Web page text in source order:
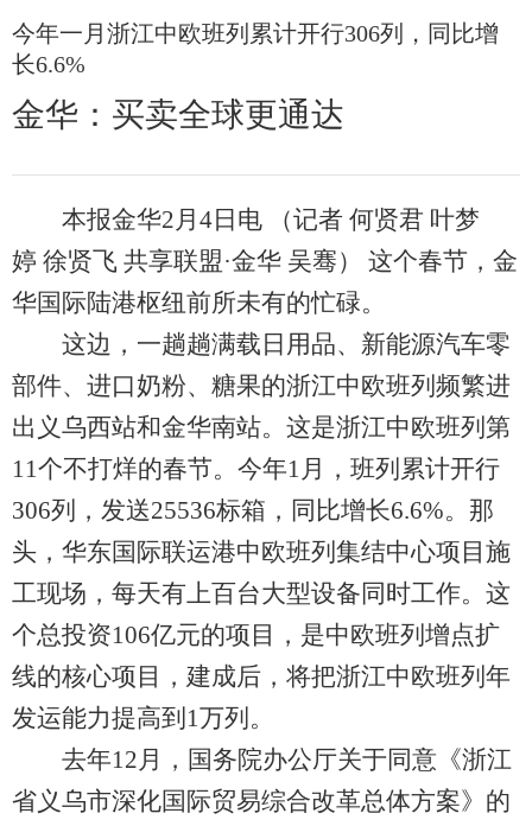
今年一月浙江中欧班列累计开行306列，同比增
长6.6%
金华：买卖全球更通达
本报金华2月4日电 （记者 何贤君 叶梦
婷 徐贤飞 共享联盟·金华 吴骞） 这个春节，金
华国际陆港枢纽前所未有的忙碌。
这边，一趟趟满载日用品、新能源汽车零
部件、进口奶粉、糖果的浙江中欧班列频繁进
出义乌西站和金华南站。这是浙江中欧班列第
11个不打烊的春节。今年1月，班列累计开行
306列，发送25536标箱，同比增长6.6%。那
头，华东国际联运港中欧班列集结中心项目施
工现场，每天有上百台大型设备同时工作。这
个总投资106亿元的项目，是中欧班列增点扩
线的核心项目，建成后，将把浙江中欧班列年
发运能力提高到1万列。
去年12月，国务院办公厅关于同意《浙江
省义乌市深化国际贸易综合改革总体方案》的